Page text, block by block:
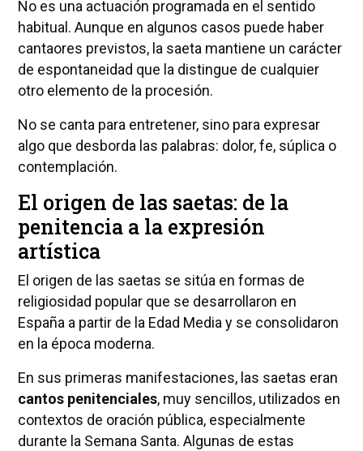
No es una actuación programada en el sentido
habitual. Aunque en algunos casos puede haber
cantaores previstos, la saeta mantiene un carácter
de espontaneidad que la distingue de cualquier
otro elemento de la procesión.
No se canta para entretener, sino para expresar
algo que desborda las palabras: dolor, fe, súplica o
contemplación.
El origen de las saetas: de la
penitencia a la expresión
artística
El origen de las saetas se sitúa en formas de
religiosidad popular que se desarrollaron en
España a partir de la Edad Media y se consolidaron
en la época moderna.
En sus primeras manifestaciones, las saetas eran
cantos penitenciales, muy sencillos, utilizados en
contextos de oración pública, especialmente
durante la Semana Santa. Algunas de estas